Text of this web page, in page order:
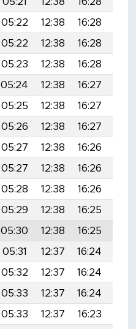
05:22 12:38 16:28
05:22 12:38 16:28
05:23 12:38 16:28
05:24 12:38 16:27
05:25 12:38 16:27
05:26 12:38 16:27
05:27 12:38 16:26
05:27 12:38 16:26
05:28 12:38 16:26
05:29 12:38 16:25
05:30 12:38 16:25
05:31 12:37 16:24
05:32 12:37 16:24
05:33 12:37 16:24
05:33 12:37 16:23